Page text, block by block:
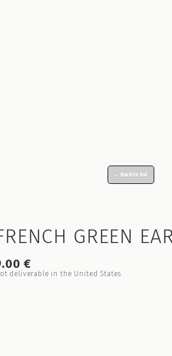
← Back to list
GREEN
€
deliverable in the United States